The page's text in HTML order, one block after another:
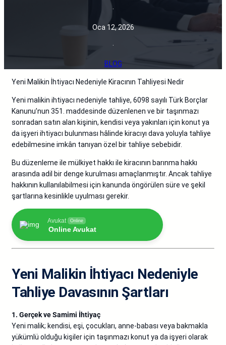
·
Oca 12, 2026
·
BLOG
Yeni Malikin İhtiyacı Nedeniyle Kiracının Tahliyesi Nedir
Yeni malikin ihtiyacı nedeniyle tahliye, 6098 sayılı Türk Borçlar
Kanunu’nun 351. maddesinde düzenlenen ve bir taşınmazı
sonradan satın alan kişinin, kendisi veya yakınları için konut ya
da işyeri ihtiyacı bulunması hâlinde kiracıyı dava yoluyla tahliye
edebilmesine imkân tanıyan özel bir tahliye sebebidir.
Bu düzenleme ile mülkiyet hakkı ile kiracının barınma hakkı
arasında adil bir denge kurulması amaçlanmıştır. Ancak tahliye
hakkının kullanılabilmesi için kanunda öngörülen süre ve şekil
şartlarına kesinlikle uyulması gerekir.
Avukat Online
Online Avukat
Yeni Malikin İhtiyacı Nedeniyle
Tahliye Davasının Şartları
1. Gerçek ve Samimi İhtiyaç
Yeni malik; kendisi, eşi, çocukları, anne-babası veya bakmakla
yükümlü olduğu kişiler için taşınmazı konut ya da işyeri olarak